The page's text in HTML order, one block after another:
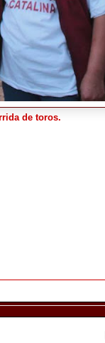
de toros.